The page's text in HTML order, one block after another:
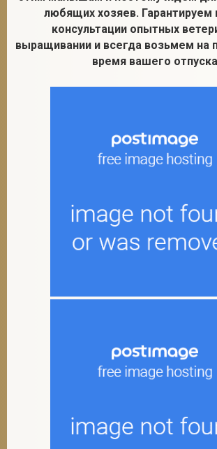
любящих хозяев.
консультации опытных
выращивании и всегда возьмем на
время вашего